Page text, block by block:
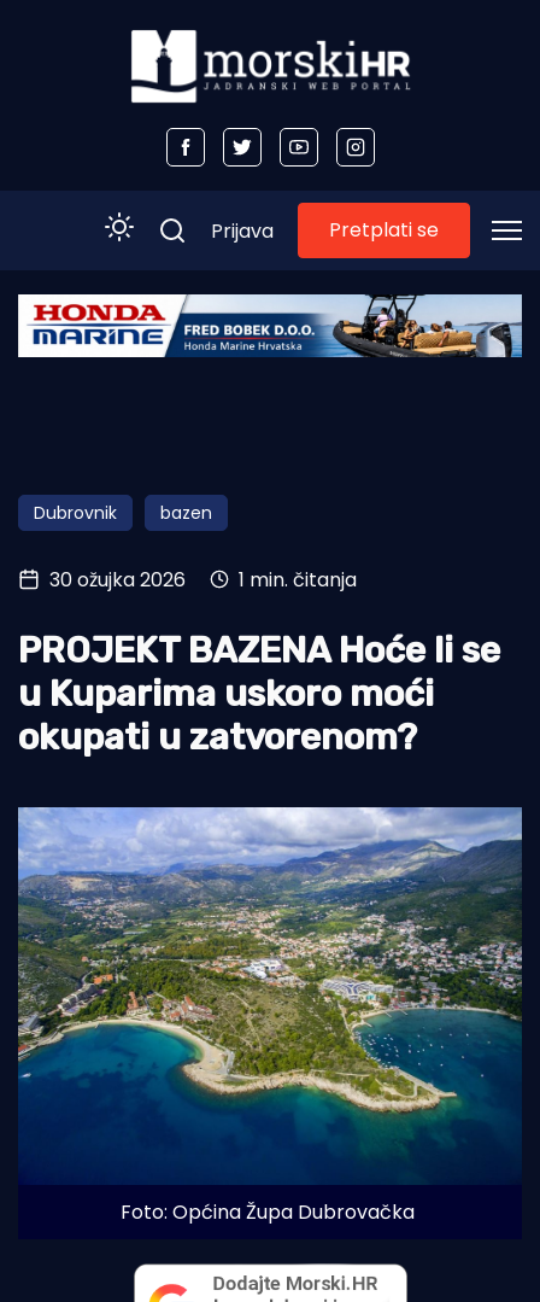
Početna
Obala
Otoci
Turizam i nautika
Pomorstvo
Ribolov
Ekologija
Prijava Pretplati se
Dubrovnik bazen
30 ožujka 2026 1 min. čitanja
PROJEKT BAZENA Hoće li se
u Kuparima uskoro moći
okupati u zatvorenom?
Foto: Općina Župa Dubrovačka